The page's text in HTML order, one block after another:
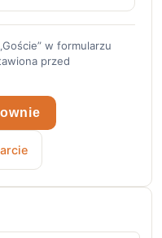
w formularzu
przed